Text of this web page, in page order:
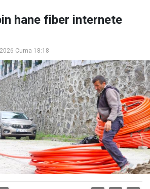
hane fiber internete
Cuma 18:18